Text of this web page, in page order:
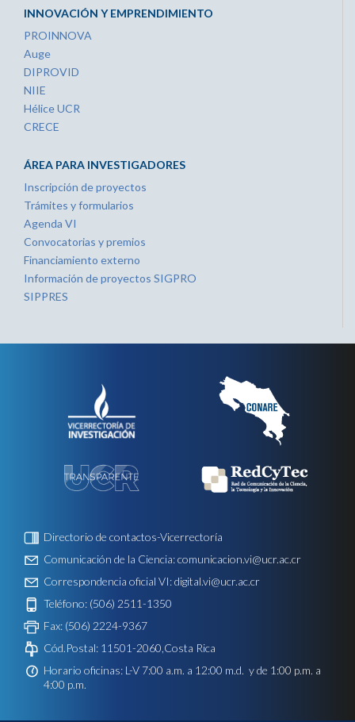
INNOVACIÓN Y EMPRENDIMIENTO
PROINNOVA
Auge
DIPROVID
NIIE
Hélice UCR
CRECE
ÁREA PARA INVESTIGADORES
Inscripción de proyectos
Trámites y formularios
Agenda VI
Convocatorias y premios
Financiamiento externo
Información de proyectos SIGPRO
SIPPRES
Directorio de contactos-Vicerrectoría
Comunicación de la Ciencia:comunicacion.vi@ucr.ac.cr
Correspondencia oficial VI:digital.vi@ucr.ac.cr
Teléfono: (506) 2511-1350
Fax: (506) 2224-9367
Cód.Postal: 11501-2060,Costa Rica
Horario oficinas: L-V 7:00 a.m. a 12:00 m.d. y de 1:00 p.m. a
4:00 p.m.